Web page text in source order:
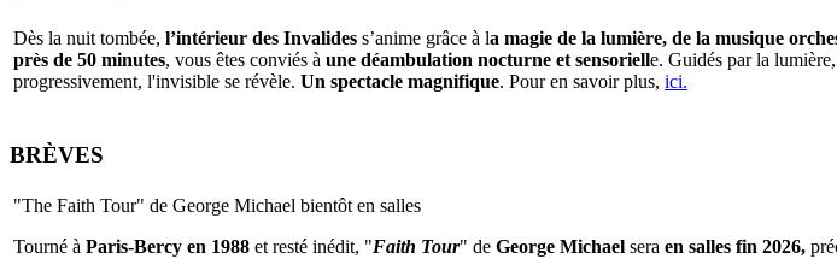
Dès la nuit tombée, l’intérieur des Invalides s’anime grâce à la magie de la lumière, de la musique
près de 50 minutes, vous êtes conviés à une déambulation nocturne et sensorielle. Guidés par la
progressivement, l'invisible se révèle. Un spectacle magnifique. Pour en savoir plus, ici.
BRÈVES
"The Faith Tour" de George Michael bientôt en salles
Tourné à Paris-Bercy en 1988 et resté inédit, "Faith Tour" de George Michael sera en salles fin 2026,